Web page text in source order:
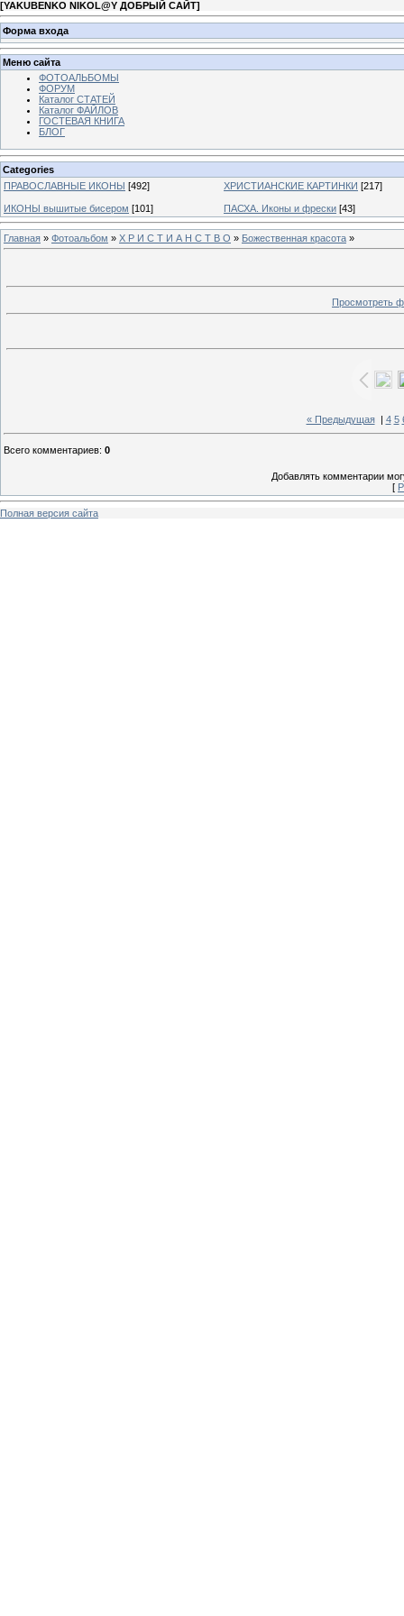
[YAKUBENKO NIKOL@Y ДОБРЫЙ САЙТ]
Форма входа
Меню сайта
ФОТОАЛЬБОМЫ
ФОРУМ
Каталог СТАТЕЙ
Каталог ФАЙЛОВ
ГОСТЕВАЯ КНИГА
БЛОГ
Categories
ПРАВОСЛАВНЫЕ ИКОНЫ [492] ХРИСТИАНСКИЕ КАРТИНКИ [217]
ИКОНЫ вышитые бисером [101] ПАСХА. Иконы и фрески [43]
Главная » Фотоальбом » Х Р И С Т И А Н С Т В О » Божественная красота »
Просмотреть
« Предыдущая| 4 5
Всего комментариев: 0
Добавлять комментарии
[
Полная версия сайта